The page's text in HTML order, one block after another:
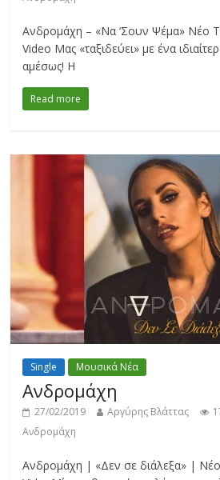
Ανδρομάχη – «Να ‘Σουν Ψέμα» Νέο
Video Μας «ταξιδεύει» με ένα
αμέσως! Η
Read more
Single Μουσικά Νέα
Ανδρομάχη
27/02/2019 Αργύρης Βλάττας
Ανδρομάχη
Ανδρομάχη | «Δεν σε διάλεξα» |